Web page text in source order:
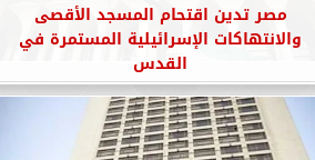
مصر تدين اقتحام المسجد الأقصى
والانتهاكات الإسرائيلية المستمرة في
القدس